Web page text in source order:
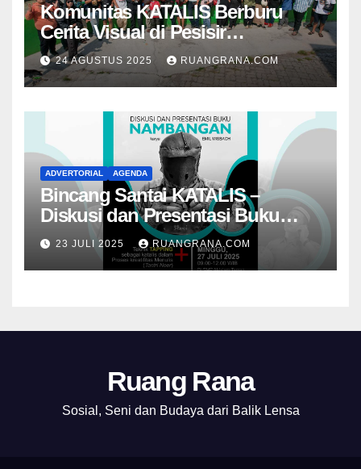
Komunitas KATALIS Berburu
Cerita Visual di Pesisir
Nambangan
24 AGUSTUS 2025 RUANGRANA.COM
ADVERTORIAL AGENDA
Bincang Santai KATALIS –
Diskusi dan Presentasi Buku
Foto Nambangan
23 JULI 2025 RUANGRANA.COM
Ruang Rana
Sosial, Seni dan Budaya dari Balik Lensa